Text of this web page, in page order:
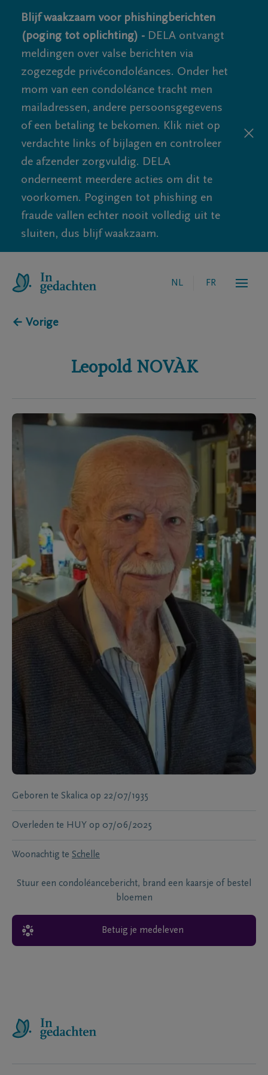
Blijf waakzaam voor phishingberichten
(poging tot oplichting) - DELA ontvangt
meldingen over valse berichten via
zogezegde privécondoléances. Onder het
mom van een condoléance tracht men
mailadressen, andere persoonsgegevens
of een betaling te bekomen. Klik niet op
verdachte links of bijlagen en controleer
de afzender zorgvuldig. DELA
onderneemt meerdere acties om dit te
voorkomen. Pogingen tot phishing en
fraude vallen echter nooit volledig uit te
sluiten, dus blijf waakzaam.
NL FR
← Vorige
Leopold NOVÀK
Geboren te Skalica op 22/07/1935
Overleden te HUY op 07/06/2025
Woonachtig te Schelle
Stuur een condoléancebericht, brand een kaarsje of bestel
bloemen
Betuig je medeleven